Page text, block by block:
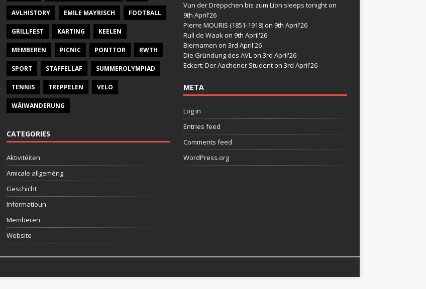
AVLHISTORY EMILE MAYRISCH FOOTBALL
GRILLFEST KARTING KEELEN
MEMBEREN PICNIC PONTTOR RWTH
SPORT STAFFELLAF SUMMEROLYMPIAD
TENNIS TREPPELEN VELO
WÄIWANDERUNG
CATEGORIES
Aktivitéiten
Amicale allgeméng
Geschicht
Informatioun
Memberen
Website
Vun der Drëppchen bis zum Lion sleeps tonighton
9th April'26
Pierre MOURIS (1851-1918)on 9th April'26
Rull de Waakon 9th April'26
Biernamen on 3rd April'26
Die Gründung des AVLon 3rd April'26
Eckert: Der Aachener Studenton 3rd April'26
META
Log in
Entries feed
Comments feed
WordPress.org